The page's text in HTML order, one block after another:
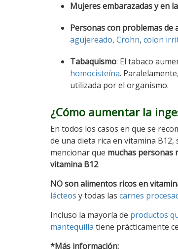
Mujeres embarazadas y en
Personas con problemas de
agujereado, Crohn, colon
Tabaquismo: El tabaco
homocisteína.
utilizada por el organismo.
¿Cómo aumentar la
En todos los casos en que se
de una dieta rica en vitamina
mencionar que muchas personas
vitamina B12.
NO son alimentos ricos en
lácteos y todas las carnes
Incluso la mayoría de productos
mantequilla tiene prácticamente
*Más información: